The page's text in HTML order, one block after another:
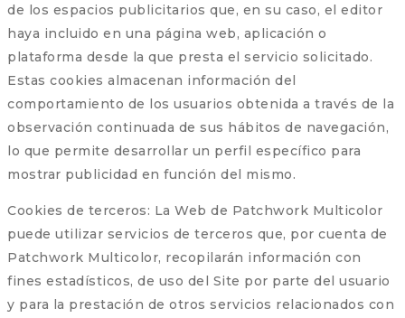
de los espacios publicitarios que, en su caso, el editor
haya incluido en una página web, aplicación o
plataforma desde la que presta el servicio solicitado.
Estas cookies almacenan información del
comportamiento de los usuarios obtenida a través de la
observación continuada de sus hábitos de navegación,
lo que permite desarrollar un perfil específico para
mostrar publicidad en función del mismo.
Cookies de terceros: La Web de Patchwork Multicolor
puede utilizar servicios de terceros que, por cuenta de
Patchwork Multicolor, recopilarán información con
fines estadísticos, de uso del Site por parte del usuario
y para la prestación de otros servicios relacionados con